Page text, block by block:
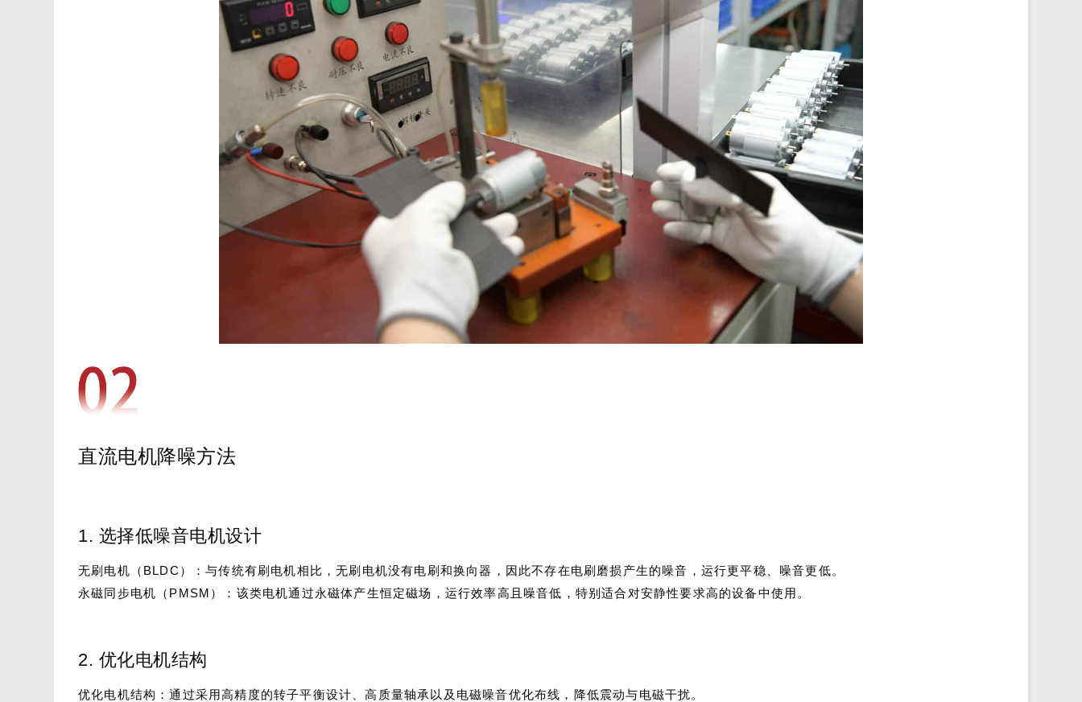
直流电机降噪方法
1. 选择低噪音电机设计
无刷电机（BLDC）：与传统有刷电机相比，无刷电机没有电刷和换向器，因此不存在电刷磨损产生的噪音，运行更平稳、噪音更低。
永磁同步电机（PMSM）：该类电机通过永磁体产生恒定磁场，运行效率高且噪音低，特别适合对安静性要求高的设备中使用。
2. 优化电机结构
优化电机结构：通过采用高精度的转子平衡设计、高质量轴承以及电磁噪音优化布线，降低震动与电磁干扰。